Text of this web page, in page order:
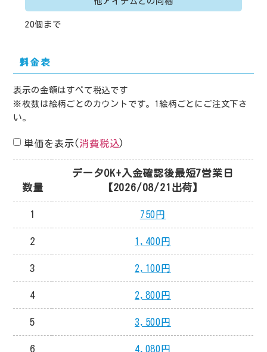
20個まで
料金表
表示の金額はすべて税込です
※枚数は絵柄ごとのカウントです。1絵柄ごとにご注文下さ
い。
単価を表示( 消費税込)
数量
データOK+入金確認後最短7営業日
2026/08/21出荷
1 750円
2 1,400円
3 2,100円
4 2,800円
5 3,500円
6 4,080円